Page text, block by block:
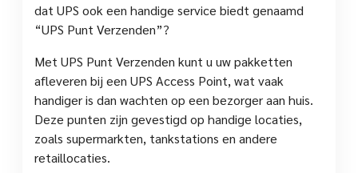
dat UPS ook een handige service biedt genaamd
“UPS Punt Verzenden”?
Met UPS Punt Verzenden kunt u uw pakketten
afleveren bij een UPS Access Point, wat vaak
handiger is dan wachten op een bezorger aan huis.
Deze punten zijn gevestigd op handige locaties,
zoals supermarkten, tankstations en andere
retaillocaties.